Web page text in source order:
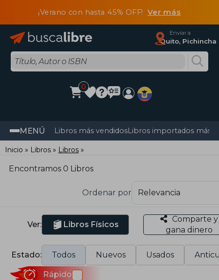
¡Verano con hasta 45% OFF! Ver más
Enviar a
Quito, Pichincha
0
MENÚ Libros más vendidosLibros importados más
Inicio Libros Libros
Encontramos 0 Libros
Ordenar por
Ver: Libros Físicos
Comparte y
gana dinero
Estado: Todos Nuevos Usados
Rápido